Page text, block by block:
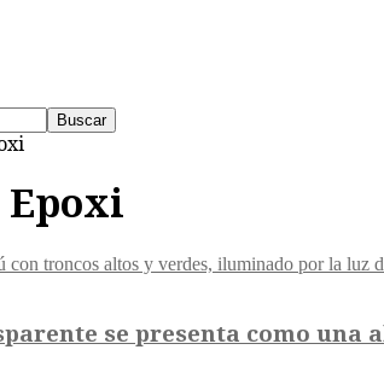
Epoxi
se presenta como